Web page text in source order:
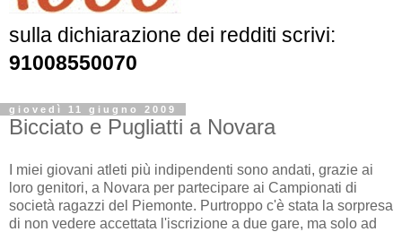
sulla dichiarazione dei redditi scrivi:
91008550070
giovedì 11 giugno 2009
Bicciato e Pugliatti a Novara
I miei giovani atleti più indipendenti sono andati, grazie ai
loro genitori, a Novara per partecipare ai Campionati di
società ragazzi del Piemonte. Purtroppo c'è stata la sorpresa
di non vedere accettata l'iscrizione a due gare, ma solo ad